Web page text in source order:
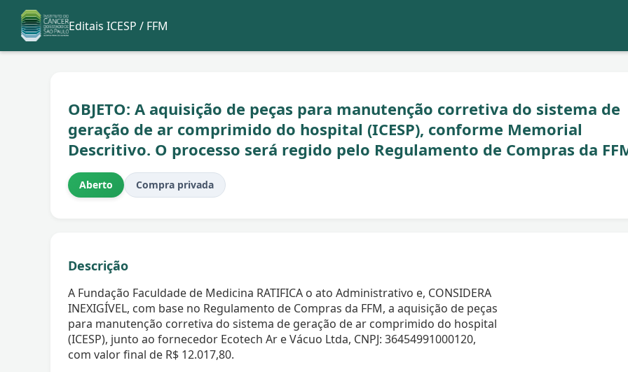
Editais ICESP / FFM
OBJETO: A aquisição de peças para manutenção corretiva do sistema de
geração de ar comprimido do hospital (ICESP), conforme Memorial
Descritivo. O processo será regido pelo Regulamento de Compras da
Aberto Compra privada
Descrição
A Fundação Faculdade de Medicina RATIFICA o ato Administrativo e, CONSIDERA
INEXIGÍVEL, com base no Regulamento de Compras da FFM, a aquisição de peças
para manutenção corretiva do sistema de geração de ar comprimido do hospital
(ICESP), junto ao fornecedor Ecotech Ar e Vácuo Ltda, CNPJ: 36454991000120,
com valor final de R$ 12.017,80.